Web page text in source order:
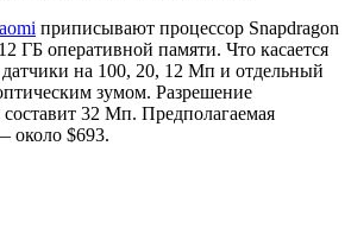
приписывают процессор Snapdragon
ГБ оперативной памяти. Что касается
на 100, 20, 12 Мп и отдельный
зумом. Разрешение
32 Мп. Предполагаемая
около $693.